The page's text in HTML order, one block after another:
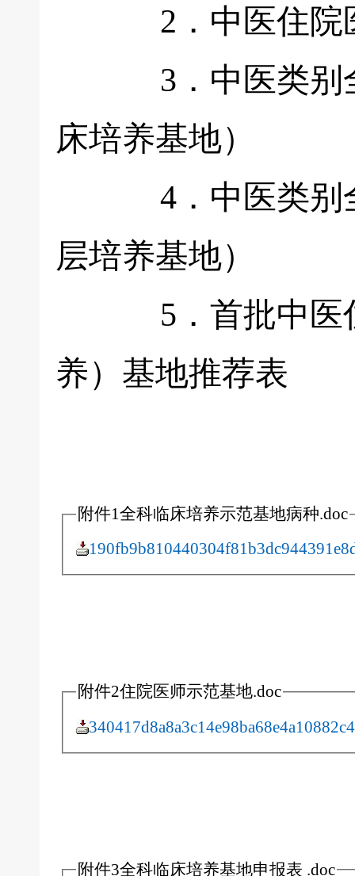
2．中医住院医
3．中医类别全
床培养基地）
4．中医类别全
层培养基地）
5．首批中医住
养）基地推荐表
附件1全科临床培养示范基地病种.doc
附件2住院医师示范基地.doc
附件3全科临床培养基地申报表 .doc